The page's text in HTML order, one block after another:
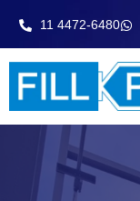
11 4472-6480